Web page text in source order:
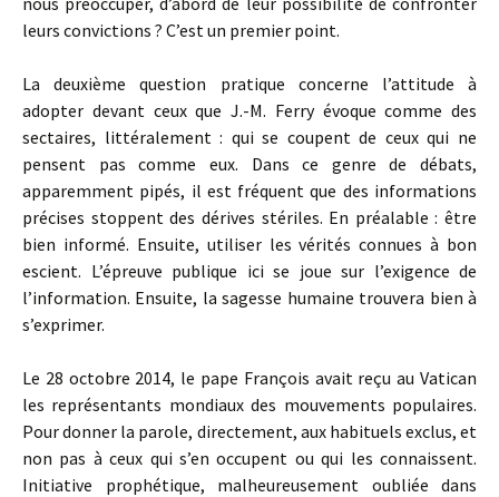
leurs convictions ? C’est un premier point.
La deuxième question pratique concerne l’attitude à
adopter devant ceux que J.-M. Ferry évoque comme des
sectaires, littéralement : qui se coupent de ceux qui ne
pensent pas comme eux. Dans ce genre de débats,
apparemment pipés, il est fréquent que des informations
précises stoppent des dérives stériles. En préalable : être
bien informé. Ensuite, utiliser les vérités connues à bon
escient. L’épreuve publique ici se joue sur l’exigence de
l’information. Ensuite, la sagesse humaine trouvera bien à
s’exprimer.
Le 28 octobre 2014, le pape François avait reçu au Vatican
les représentants mondiaux des mouvements populaires.
Pour donner la parole, directement, aux habituels exclus, et
non pas à ceux qui s’en occupent ou qui les connaissent.
Initiative prophétique, malheureusement oubliée dans